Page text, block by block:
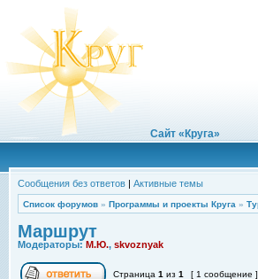
Сайт «Круга»
Сообщения без ответов | Активные темы
Список форумов » Программы и проекты Круга »
Маршрут
Модераторы: М.Ю., skvoznyak
Страница 1 из 1 [ 1 сообщение ]